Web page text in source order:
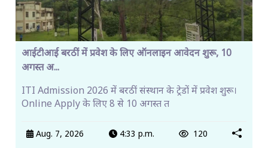
आईटीआई बरठीं में प्रवेश के लिए ऑनलाइन आवेदन शुरू, 10
अगस्त अ...
ITI Admission 2026 में बरठीं संस्थान के ट्रेडों में प्रवेश शुरू।
Online Apply के लिए 8 से 10 अगस्त त
Aug. 7, 2026 4:33 p.m. 120